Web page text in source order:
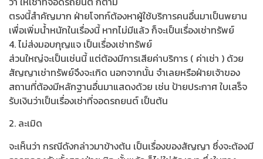
ตรงนี้สำคัญมาก ฝ่ายโจทก์ต้องหาผู้ใช้บริการคนอื่นมาเป็นพยาน
เพื่อเพิ่มน้ำหนักในเรื่องนี้ หากไม่มีแล้ว ก็จะเป็นเรื่องเช่าทรัพย์
4. ไม่ส่งมอบกุญแจ เป็นเรื่องเช่าทรัพย์
ส่วนใหญ่จะเป็นเช่นนี้ แต่ต้องมีการเสียค่าบริการ ( ค่าเช่า ) ด้วย
สัญญาเช่าทรัพย์จึงจะเกิด นอกจากนั้น จำเลยหรือฝ่ายเจ้าของ
สถานที่ต้องมีหลักฐานอื่นมาแสดงด้วย เช่น ป้ายประกาศ ใบเสร็จ
รับเงินว่าเป็นเรื่องเช่าที่จอดรถยนต์ เป็นต้น
2. ละเมิด
จะเห็นว่า กรณีดังกล่าวมาข้างต้น เป็นเรื่องของสัญญา ซึ่งจะต้องมี